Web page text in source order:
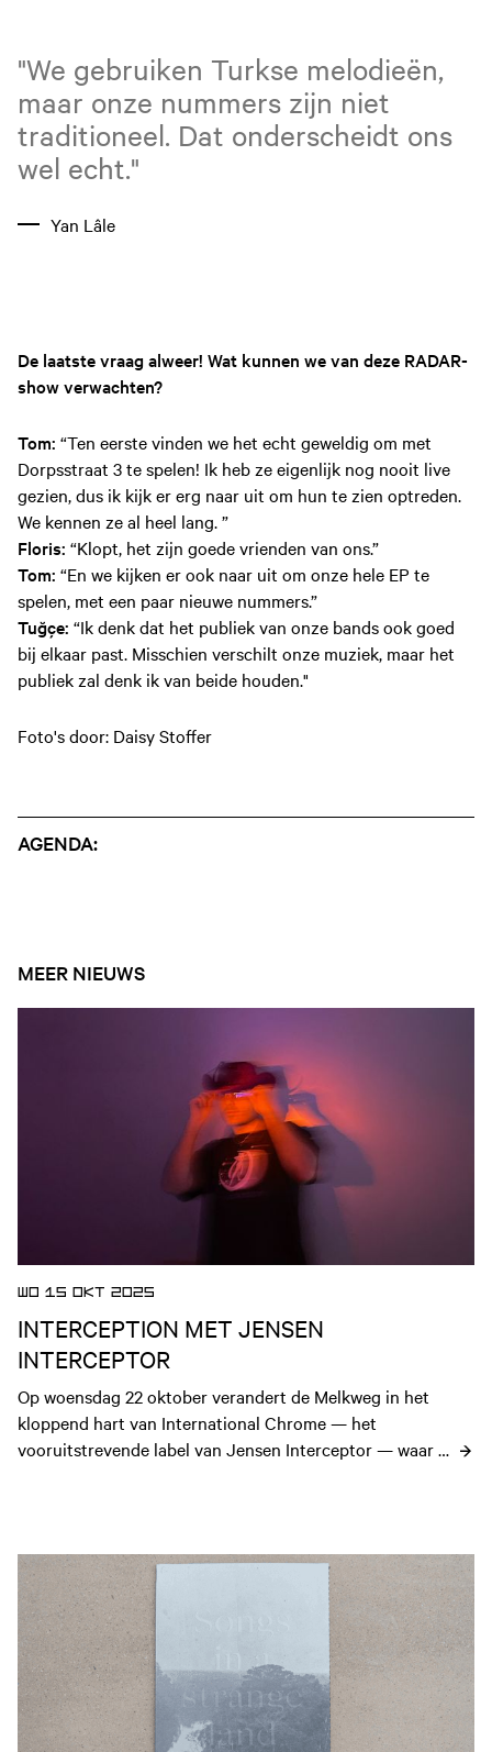
"We gebruiken Turkse melodieën,
maar onze nummers zijn niet
traditioneel. Dat onderscheidt ons
wel echt."
Yan Lâle
De laatste vraag alweer! Wat kunnen we van deze RADAR-
show verwachten?
Tom: “Ten eerste vinden we het echt geweldig om met
Dorpsstraat 3 te spelen! Ik heb ze eigenlijk nog nooit live
gezien, dus ik kijk er erg naar uit om hun te zien optreden.
We kennen ze al heel lang. ”
Floris: “Klopt, het zijn goede vrienden van ons.”
Tom: “En we kijken er ook naar uit om onze hele EP te
spelen, met een paar nieuwe nummers.”
Tuğçe: “Ik denk dat het publiek van onze bands ook goed
bij elkaar past. Misschien verschilt onze muziek, maar het
publiek zal denk ik van beide houden."
Foto's door: Daisy Stoffer
AGENDA:
MEER NIEUWS
WO 15 OKT 2025
INTERCEPTION MET JENSEN
INTERCEPTOR
Op woensdag 22 oktober verandert de Melkweg in het
kloppend hart van International Chrome — het
vooruitstrevende label van Jensen Interceptor — waar hij
Open nieuws artikel